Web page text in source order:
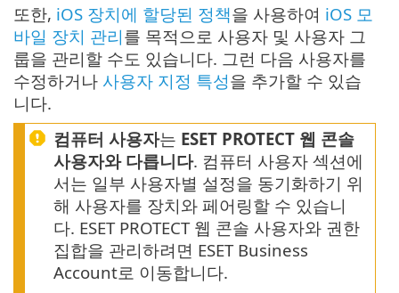
또한, iOS 장치에 할당된 정책을 사용하여 iOS 모
바일 장치 관리를 목적으로 사용자 및 사용자 그
룹을 관리할 수도 있습니다. 그런 다음 사용자를
수정하거나 사용자 지정 특성을 추가할 수 있습
니다.
컴퓨터 사용자는 ESET PROTECT 웹 콘솔
사용자와 다릅니다. 컴퓨터 사용자 섹션에
서는 일부 사용자별 설정을 동기화하기 위
해 사용자를 장치와 페어링할 수 있습니
다. ESET PROTECT 웹 콘솔 사용자와 권한
집합을 관리하려면 ESET Business
Account로 이동합니다.